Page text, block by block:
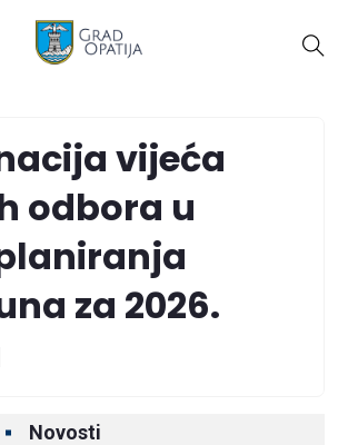
vijeća
odbora u
za 2026.
Novosti